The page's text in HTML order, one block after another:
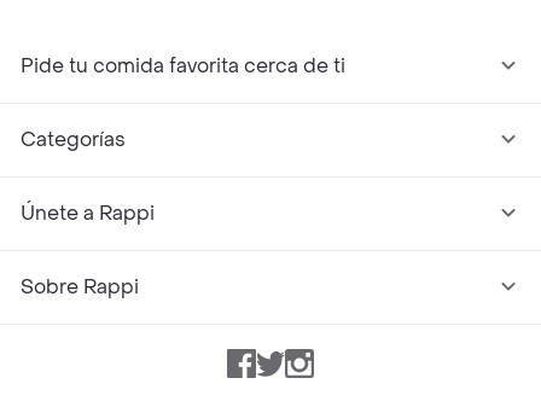
Pide tu comida favorita cerca de ti
Categorías
Únete a Rappi
Sobre Rappi
Facebook
TwitterInstagram